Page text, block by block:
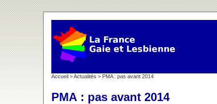
Accueil >Actualités > PMA : pas avant 2014
PMA : pas avant 2014